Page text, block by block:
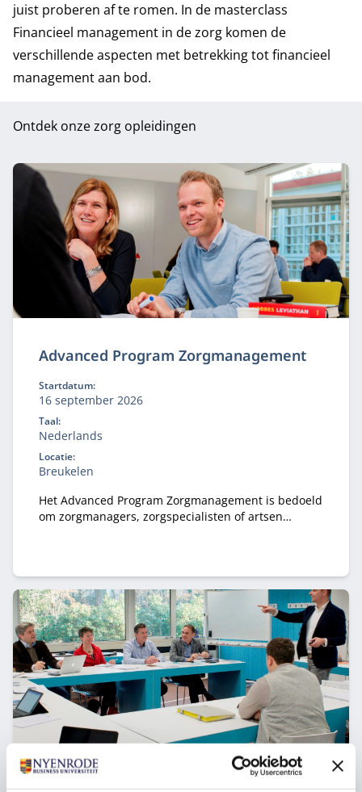
juist proberen af te romen. In de masterclass
Financieel management in de zorg komen de
verschillende aspecten met betrekking tot financieel
management aan bod.
Ontdek onze zorg opleidingen
Advanced Program Zorgmanagement
Startdatum:
16 september 2026
Taal:
Nederlands
Locatie:
Breukelen
Het Advanced Program Zorgmanagement is bedoeld
om zorgmanagers, zorgspecialisten of artsen
Collegereeks Management in de zorg